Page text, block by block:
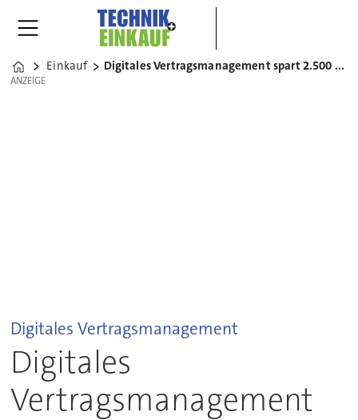
Home
Einkauf Digitales Vertragsmanagement spart 2.500 Stunden
ANZEIGE
ANZEIGE
Digitales Vertragsmanagement
Digitales
Vertragsmanagement